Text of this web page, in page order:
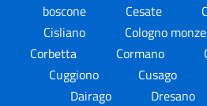
boscone
Cesate
Cisliano
Cologno
Corbetta
Cormano
Cuggiono
Cusago
Dairago
Dresano